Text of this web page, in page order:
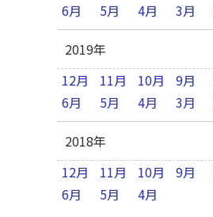
6月
5月 4月 3月
2019年
12月
11月 10月 9月
6月
5月 4月 3月
2018年
12月
11月 10月 9月
6月
5月 4月